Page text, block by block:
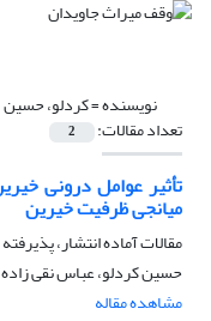
نویسنده =کردلو، حسین
تعداد مقالات: 2
تأثیر عوامل درونی
میانجی ظرفیت خیرین
مقالات آماده انتشار،
حسین کردلو، عباس نقی
مشاهده مقاله